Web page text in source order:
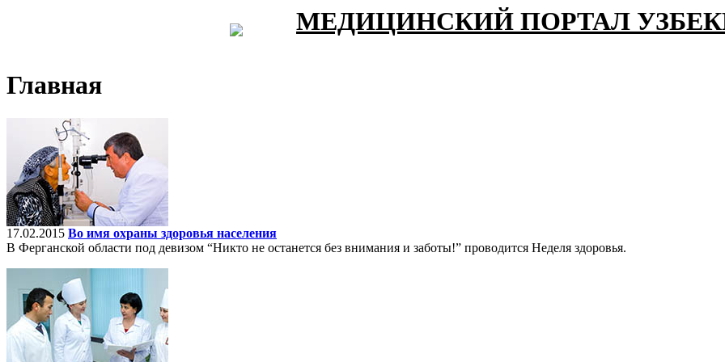
МЕДИЦИНСКИЙ ПОРТАЛ
Главная
17.02.2015 Во имя охраны здоровья населения
В Ферганской области под девизом “Никто не останется без внимания и заботы!” проводится Неделя здоровья.